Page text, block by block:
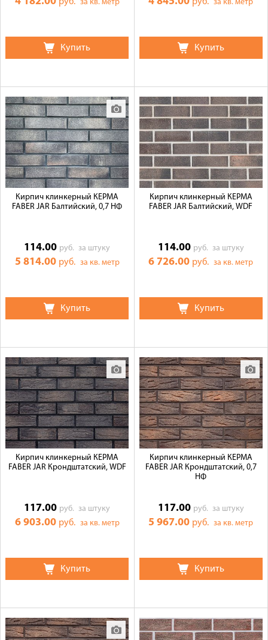
за кв. метр
Купить
за кв. метр
Купить
Кирпич клинкерный КЕРМА
FABER JAR Балтийский, 0,7 НФ
114.00 руб.за штуку
5 814.00 руб. за кв. метр
Купить
Кирпич клинкерный КЕРМА
FABER JAR Балтийский, WDF
114.00 руб. за штуку
6 726.00 руб.за кв. метр
Купить
Кирпич клинкерный КЕРМА
FABER JAR Крондштатский, WDF
117.00 руб.за штуку
6 903.00 руб. за кв. метр
Купить
Кирпич клинкерный КЕРМА
FABER JAR Крондштатский, 0,7
НФ
117.00 руб. за штуку
5 967.00 руб.за кв. метр
Купить